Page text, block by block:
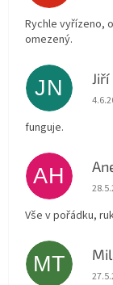
Rychle vyřízeno,
omezený.
JN
funguje.
AH
Vše v pořádku,
MT